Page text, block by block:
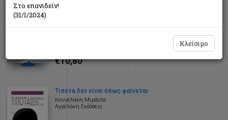
Χαρούμενα γενέθλια
€10,80
Τίποτα δεν είναι όπως φαίνεται
Κουνελάκη Μιράντα
Αγγελάκη Εκδόσεις
Στο επανιδείν!
(31/1/2024)
Κλείσιμο